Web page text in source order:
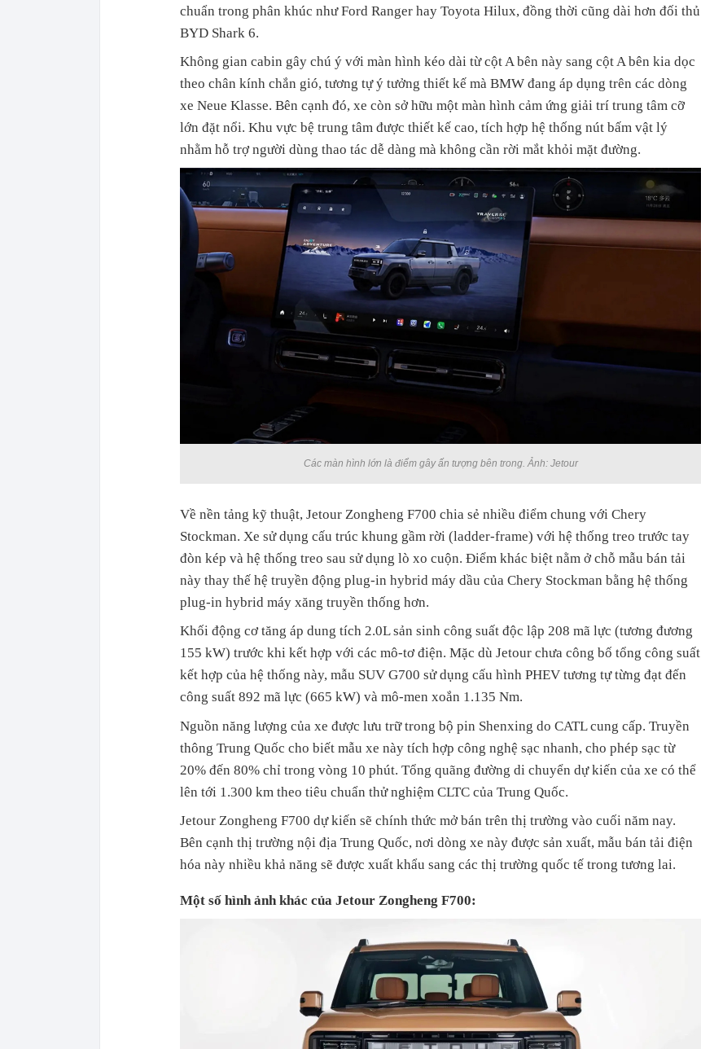
chuẩn trong phân khúc như Ford Ranger hay Toyota Hilux, đồng thời cũng dài hơn đối thủ
BYD Shark 6.
Không gian cabin gây chú ý với màn hình kéo dài từ cột A bên này sang cột A bên kia dọc
theo chân kính chắn gió, tương tự ý tưởng thiết kế mà BMW đang áp dụng trên các dòng
xe Neue Klasse. Bên cạnh đó, xe còn sở hữu một màn hình cảm ứng giải trí trung tâm cỡ
lớn đặt nổi. Khu vực bệ trung tâm được thiết kế cao, tích hợp hệ thống nút bấm vật lý
nhằm hỗ trợ người dùng thao tác dễ dàng mà không cần rời mắt khỏi mặt đường.
Các màn hình lớn là điểm gây ấn tượng bên trong. Ảnh: Jetour
Về nền tảng kỹ thuật, Jetour Zongheng F700 chia sẻ nhiều điểm chung với Chery
Stockman. Xe sử dụng cấu trúc khung gầm rời (ladder-frame) với hệ thống treo trước tay
đòn kép và hệ thống treo sau sử dụng lò xo cuộn. Điểm khác biệt nằm ở chỗ mẫu bán tải
này thay thế hệ truyền động plug-in hybrid máy dầu của Chery Stockman bằng hệ thống
plug-in hybrid máy xăng truyền thống hơn.
Khối động cơ tăng áp dung tích 2.0L sản sinh công suất độc lập 208 mã lực (tương đương
155 kW) trước khi kết hợp với các mô-tơ điện. Mặc dù Jetour chưa công bố tổng công suất
kết hợp của hệ thống này, mẫu SUV G700 sử dụng cấu hình PHEV tương tự từng đạt đến
công suất 892 mã lực (665 kW) và mô-men xoắn 1.135 Nm.
Nguồn năng lượng của xe được lưu trữ trong bộ pin Shenxing do CATL cung cấp. Truyền
thông Trung Quốc cho biết mẫu xe này tích hợp công nghệ sạc nhanh, cho phép sạc từ
20% đến 80% chỉ trong vòng 10 phút. Tổng quãng đường di chuyển dự kiến của xe có thể
lên tới 1.300 km theo tiêu chuẩn thử nghiệm CLTC của Trung Quốc.
Jetour Zongheng F700 dự kiến sẽ chính thức mở bán trên thị trường vào cuối năm nay.
Bên cạnh thị trường nội địa Trung Quốc, nơi dòng xe này được sản xuất, mẫu bán tải điện
hóa này nhiều khả năng sẽ được xuất khẩu sang các thị trường quốc tế trong tương lai.
Một số hình ảnh khác của Jetour Zongheng F700: